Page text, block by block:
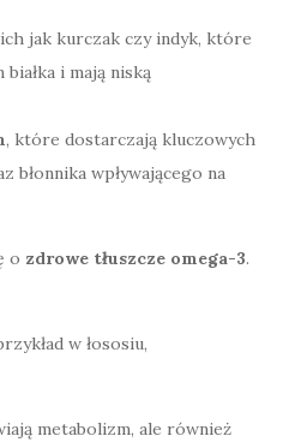
jak kurczak czy indyk, które
białka i mają niską
, które dostarczają kluczowych
błonnika wpływającego na
o zdrowe tłuszcze omega-3.
w łososiu,
metabolizm, ale również